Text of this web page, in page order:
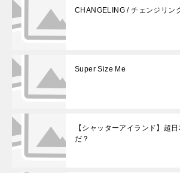
CHANGELING / チェンジリン
Super Size Me
【シャッターアイランド】超
だ？